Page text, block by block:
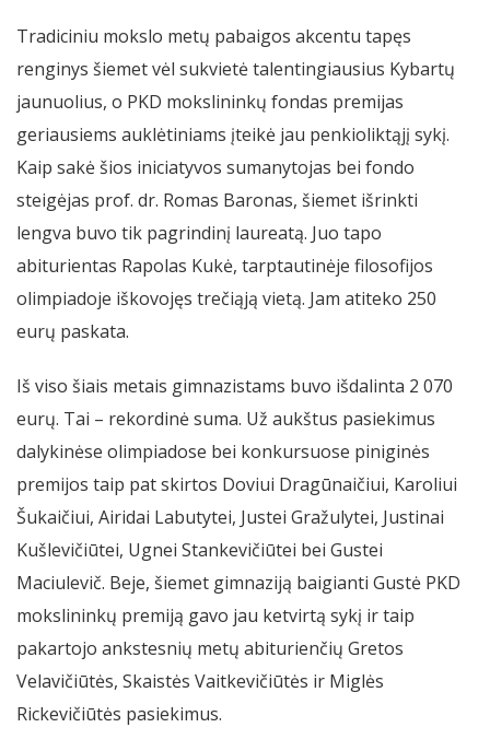
Tradiciniu mokslo metų pabaigos akcentu tapęs
renginys šiemet vėl sukvietė talentingiausius Kybartų
jaunuolius, o PKD mokslininkų fondas premijas
geriausiems auklėtiniams įteikė jau penkioliktąjį sykį.
Kaip sakė šios iniciatyvos sumanytojas bei fondo
steigėjas prof. dr. Romas Baronas, šiemet išrinkti
lengva buvo tik pagrindinį laureatą. Juo tapo
abiturientas Rapolas Kukė, tarptautinėje filosofijos
olimpiadoje iškovojęs trečiąją vietą. Jam atiteko 250
eurų paskata.
Iš viso šiais metais gimnazistams buvo išdalinta 2 070
eurų. Tai – rekordinė suma. Už aukštus pasiekimus
dalykinėse olimpiadose bei konkursuose piniginės
premijos taip pat skirtos Doviui Dragūnaičiui, Karoliui
Šukaičiui, Airidai Labutytei, Justei Gražulytei, Justinai
Kušlevičiūtei, Ugnei Stankevičiūtei bei Gustei
Maciulevič. Beje, šiemet gimnaziją baigianti Gustė PKD
mokslininkų premiją gavo jau ketvirtą sykį ir taip
pakartojo ankstesnių metų abiturienčių Gretos
Velavičiūtės, Skaistės Vaitkevičiūtės ir Miglės
Rickevičiūtės pasiekimus.